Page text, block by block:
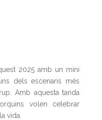
2025 amb un mini
dels escenaris més
Amb aquesta tanda
volen celebrar
vida.